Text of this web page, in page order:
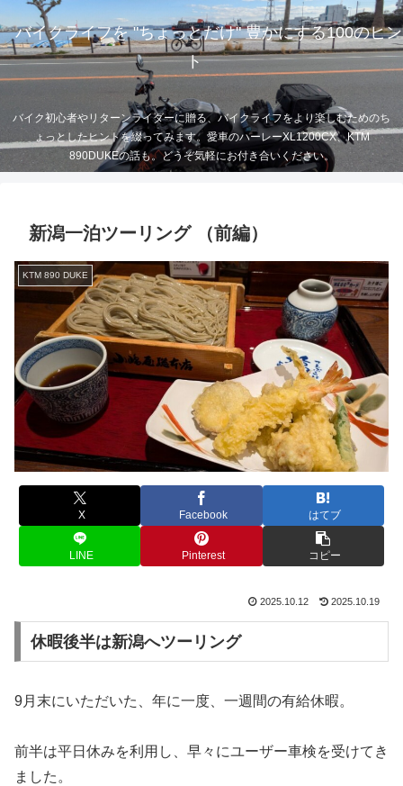
バイクライフを "ちょっとだけ" 豊かにする100のヒン
ト
バイク初心者やリターンライダーに贈る、バイクライフをより楽しむためのち
ょっとしたヒントを綴ってみます。愛車のハーレーXL1200CX、KTM
890DUKEの話も。どうぞ気軽にお付き合いください。
新潟一泊ツーリング （前編）
KTM 890 DUKE
X Facebook はてブ
LINE Pinterest コピー
2025.10.12 2025.10.19
休暇後半は新潟へツーリング
9月末にいただいた、年に一度、一週間の有給休暇。
前半は平日休みを利用し、早々にユーザー車検を受けてき
ました。